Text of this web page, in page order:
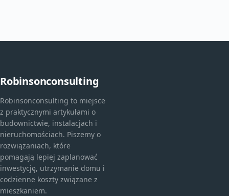
Robinsonconsulting
Robinsonconsulting to miejsce
z praktycznymi artykułami o
budownictwie, instalacjach i
nieruchomościach. Piszemy o
rozwiązaniach, które
pomagają lepiej zaplanować
inwestycję, utrzymanie domu i
codzienne koszty związane z
mieszkaniem.